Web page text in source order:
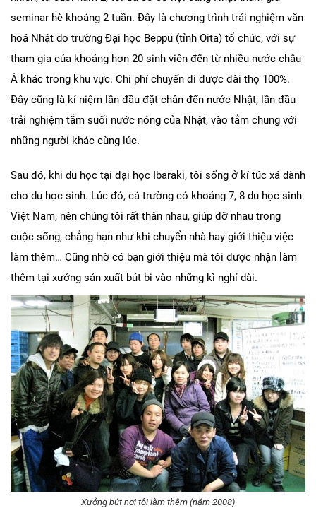
seminar hè khoảng 2 tuần. Đây là chương trình trải nghiệm văn
hoá Nhật do trường Đại học Beppu (tỉnh Oita) tổ chức, với sự
tham gia của khoảng hơn 20 sinh viên đến từ nhiều nước châu
Á khác trong khu vực. Chi phí chuyến đi được đài thọ 100%.
Đây cũng là kỉ niệm lần đầu đặt chân đến nước Nhật, lần đầu
trải nghiệm tắm suối nước nóng của Nhật, vào tắm chung với
những người khác cùng lúc.
Sau đó, khi du học tại đại học Ibaraki, tôi sống ở kí túc xá dành
cho du học sinh. Lúc đó, cả trường có khoảng 7, 8 du học sinh
Việt Nam, nên chúng tôi rất thân nhau, giúp đỡ nhau trong
cuộc sống, chẳng hạn như khi chuyển nhà hay giới thiệu việc
làm thêm… Cũng nhờ có bạn giới thiệu mà tôi được nhận làm
thêm tại xưởng sản xuất bút bi vào những kì nghỉ dài.
Xưởng bút nơi tôi làm thêm (năm 2008)